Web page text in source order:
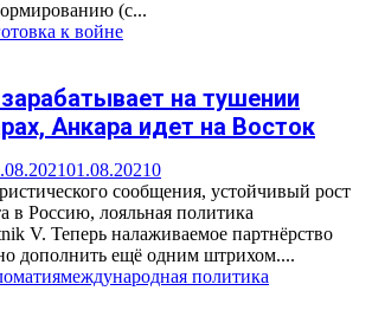
(с...
к войне
на тушении
Анкара идет на Восток
01.08.20210
сообщения, устойчивый рост
в Россию, лояльная политика
V. Теперь налаживаемое партнёрство
дополнить ещё одним штрихом....
международная политика